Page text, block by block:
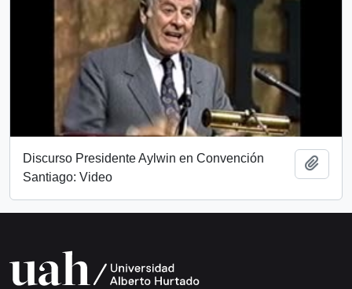
Discurso Presidente Aylwin en Convención
Santiago: Video